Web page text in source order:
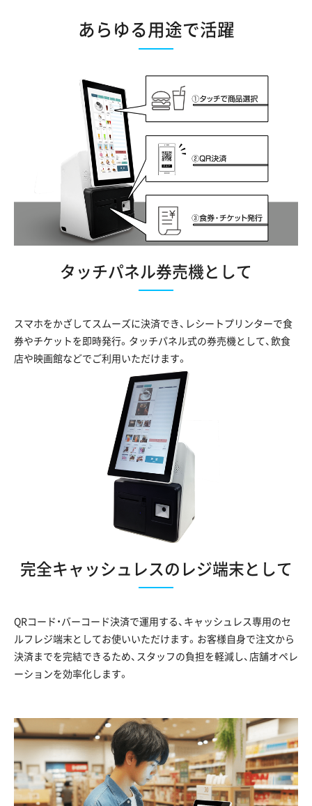
あらゆる用途で活躍
タッチパネル券売機として
スマホをかざしてスムーズに決済でき、レシートプリンターで食
券やチケットを即時発行。タッチパネル式の券売機として、飲食
店や映画館などでご利用いただけます。
完全キャッシュレスのレジ端末として
QRコード・バーコード決済で運用する、キャッシュレス専用のセ
ルフレジ端末としてお使いいただけます。お客様自身で注文から
決済までを完結できるため、スタッフの負担を軽減し、店舗オペレ
ーションを効率化します。